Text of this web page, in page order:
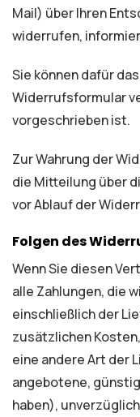
Mail) über Ihren
widerrufen,
Sie können dafür
Widerrufsformular
vorgeschrieben ist.
Zur Wahrung der
die Mitteilung über
vor Ablauf der
Folgen des
Wenn Sie diesen
alle Zahlungen, die
einschließlich der
zusätzlichen
eine andere Art der
angebotene,
haben),